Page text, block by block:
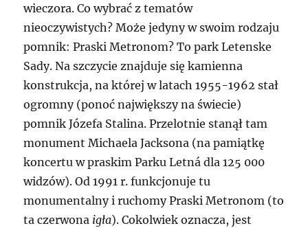
wieczora. Co wybrać z tematów
nieoczywistych? Może jedyny w swoim rodzaju
pomnik: Praski Metronom? To park Letenske
Sady. Na szczycie znajduje się kamienna
konstrukcja, na której w latach 1955-1962 stał
ogromny (ponoć największy na świecie)
pomnik Józefa Stalina. Przelotnie stanął tam
monument Michaela Jacksona (na pamiątkę
koncertu w praskim Parku Letná dla 125 000
widzów). Od 1991 r. funkcjonuje tu
monumentalny i ruchomy Praski Metronom (to
ta czerwona igła). Cokolwiek oznacza, jest